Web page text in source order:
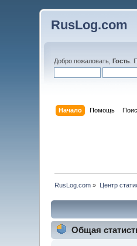
RusLog.com
Добро пожаловать,Гость .
Начало Помощь
RusLog.com » Центр
Общая